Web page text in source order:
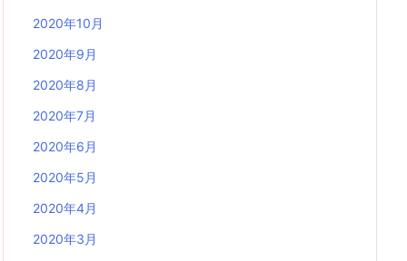
2020年10月
2020年9月
2020年8月
2020年7月
2020年6月
2020年5月
2020年4月
2020年3月